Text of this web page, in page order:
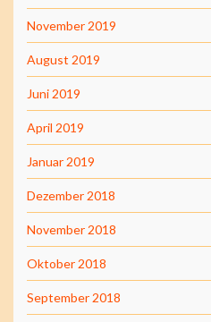
November 2019
August 2019
Juni 2019
April 2019
Januar 2019
Dezember 2018
November 2018
Oktober 2018
September 2018